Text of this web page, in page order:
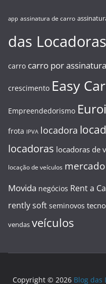
app assinatura de carro
das
carro carro por assinatura
crescimento Easy
Empreendedorismo
frota IPVA locadora
locadoras locadoras de
locação de veículos mercado
Movida negócios Rent a
rently soft seminovos
vendas veículos
Copyright © 2026 Blog das